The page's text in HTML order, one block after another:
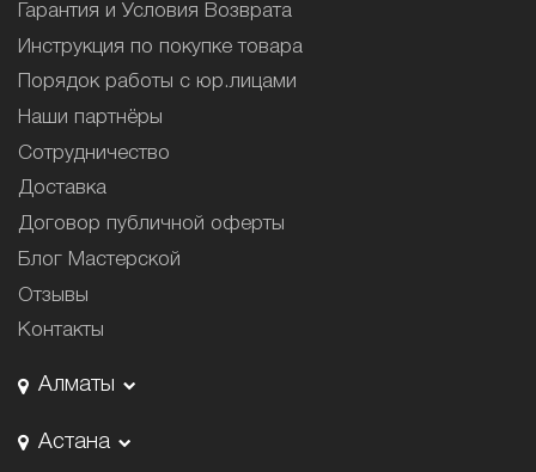
Гарантия и Условия Возврата
Инструкция по покупке товара
Порядок работы с юр.лицами
Наши партнёры
Сотрудничество
Доставка
Договор публичной оферты
Блог Мастерской
Отзывы
Контакты
Алматы
Астана